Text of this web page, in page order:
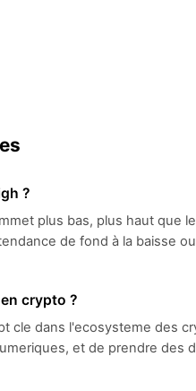
?
plus bas, plus haut que
de fond à la baisse
crypto ?
cle dans l'ecosysteme des
et de prendre des